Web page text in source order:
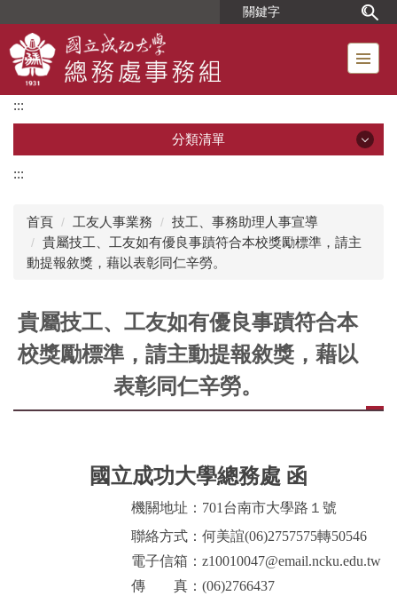
主
要
內
:::
分類清單
單位簡介
位置圖
工友人事業務
災害防救業務
場地管理業務
環境管理業務
:::
首頁 工友人事業務
技工、事務助理人事宣導
貴屬技工、工友如有優良事蹟符合本校獎勵標準，請主
動提報敘獎，藉以表彰同仁辛勞。
貴屬技工、工友如有優良事蹟符合本
校獎勵標準，請主動提報敘獎，藉以
表彰同仁辛勞。
國立成功大學總務處 函
機關地址：701台南市大學路１號
聯絡方式：何美誼(06)2757575轉50546
電子信箱：z10010047@email.ncku.edu.tw
傳 真：(06)2766437